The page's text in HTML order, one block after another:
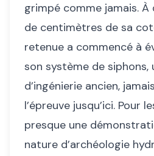
grimpé comme jamais. À
de centimètres de sa
retenue a commencé à
son système de siphons,
d’ingénierie ancien,
l’épreuve jusqu’ici. Pour
presque une
nature d’archéologie